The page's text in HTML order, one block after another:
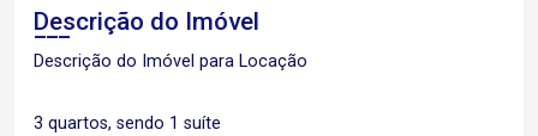
Descrição do Imóvel
Descrição do Imóvel para Locação
3 quartos, sendo 1 suíte